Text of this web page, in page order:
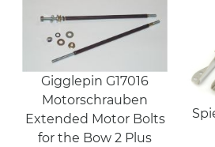
Gigglepin G17016
Motorschrauben
Extended Motor Bolts
for the Bow 2 Plus